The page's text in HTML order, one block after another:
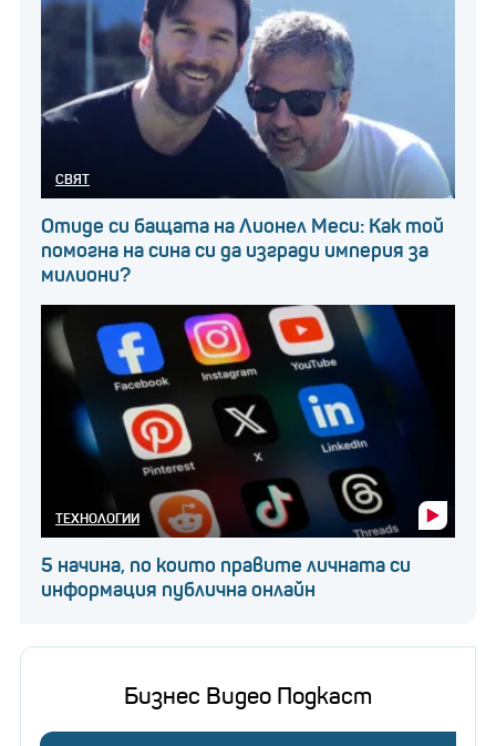
СВЯТ
Отиде си бащата на Лионел Меси: Как той
помогна на сина си да изгради империя за
милиони?
ТЕХНОЛОГИИ
5 начина, по които правите личната си
информация публична онлайн
Бизнес Видео Подкаст